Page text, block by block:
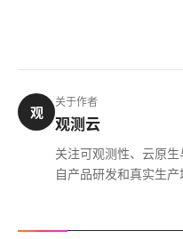
观
关于作者
观测云
关注可观测性、云原
自产品研发和真实生产